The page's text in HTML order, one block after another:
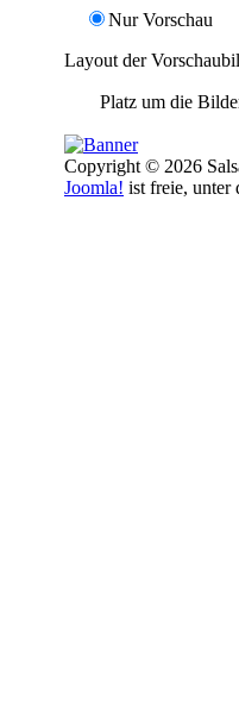
Nur Vorschau
Layout der
Platz um die
Copyright © 2026
Joomla! ist freie, unter